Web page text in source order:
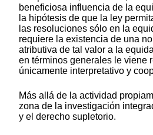
beneficiosa influencia de la
la hipótesis de que la ley
las resoluciones sólo en la
requiere la existencia de una
atributiva de tal valor a la
en términos generales le viene
únicamente interpretativo y
Más allá de la actividad
zona de la investigación
y el derecho supletorio.